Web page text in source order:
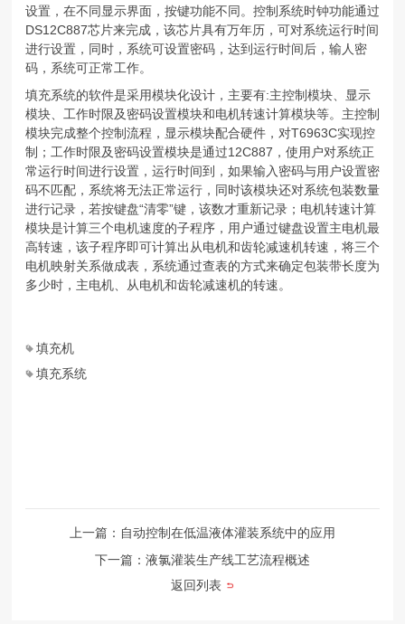
设置，在不同显示界面，按键功能不同。控制系统时钟功能通过
DS12C887芯片来完成，该芯片具有万年历，可对系统运行时间
进行设置，同时，系统可设置密码，达到运行时间后，输人密
码，系统可正常工作。
填充系统的软件是采用模块化设计，主要有:主控制模块、显示
模块、工作时限及密码设置模块和电机转速计算模块等。主控制
模块完成整个控制流程，显示模块配合硬件，对T6963C实现控
制；工作时限及密码设置模块是通过12C887，使用户对系统正
常运行时间进行设置，运行时间到，如果输入密码与用户设置密
码不匹配，系统将无法正常运行，同时该模块还对系统包装数量
进行记录，若按键盘“清零”键，该数才重新记录；电机转速计算
模块是计算三个电机速度的子程序，用户通过键盘设置主电机最
高转速，该子程序即可计算出从电机和齿轮减速机转速，将三个
电机映射关系做成表，系统通过查表的方式来确定包装带长度为
多少时，主电机、从电机和齿轮减速机的转速。
填充机
填充系统
上一篇：自动控制在低温液体灌装系统中的应用
返回列表
下一篇：液氯灌装生产线工艺流程概述